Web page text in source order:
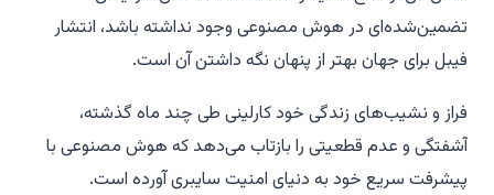
تضمین‌شده‌ای در هوش مصنوعی وجود نداشته باشد، انتشار
فیبل برای جهان بهتر از پنهان نگه داشتن آن است.
فراز و نشیب‌های زندگی خود کارلینی طی چند ماه گذشته،
آشفتگی و عدم قطعیتی را بازتاب می‌دهد که هوش مصنوعی با
پیشرفت سریع خود به دنیای امنیت سایبری آورده است.